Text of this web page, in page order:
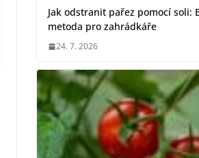
Jak odstranit pařez pomocí soli:
metoda pro zahrádkáře
24. 7. 2026